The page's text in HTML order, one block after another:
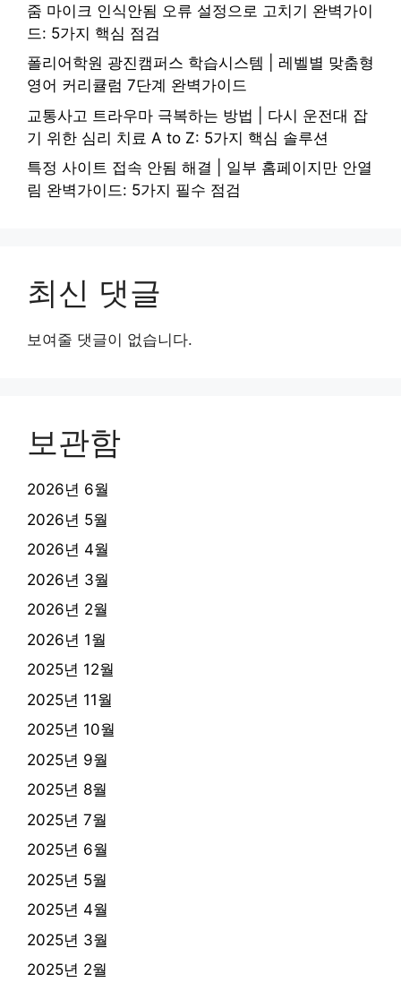
줌 마이크 인식안됨 오류 설정으로 고치기 완벽가이
드: 5가지 핵심 점검
폴리어학원 광진캠퍼스 학습시스템 | 레벨별 맞춤형
영어 커리큘럼 7단계 완벽가이드
교통사고 트라우마 극복하는 방법 | 다시 운전대 잡
기 위한 심리 치료 A to Z: 5가지 핵심 솔루션
특정 사이트 접속 안됨 해결 | 일부 홈페이지만 안열
림 완벽가이드: 5가지 필수 점검
최신 댓글
보여줄 댓글이 없습니다.
보관함
2026년 6월
2026년 5월
2026년 4월
2026년 3월
2026년 2월
2026년 1월
2025년 12월
2025년 11월
2025년 10월
2025년 9월
2025년 8월
2025년 7월
2025년 6월
2025년 5월
2025년 4월
2025년 3월
2025년 2월